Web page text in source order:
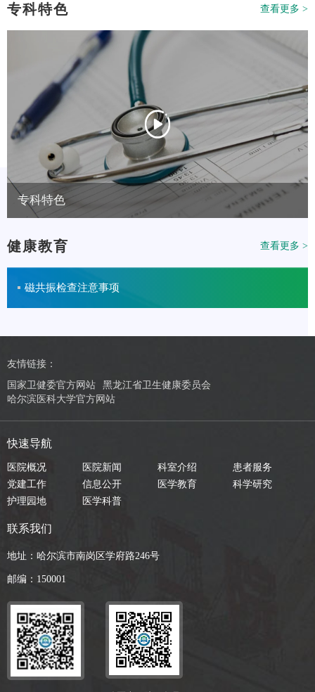
专科特色 查看更多 >
专科特色
健康教育 查看更多 >
磁共振检查注意事项
友情链接：
国家卫健委官方网站
黑龙江省卫生健康委员会
哈尔滨医科大学官方网站
快速导航
医院概况 医院新闻 科室介绍
患者服务
党建工作
信息公开 医学教育
科学研究
护理园地
医学科普
联系我们
地址：哈尔滨市南岗区学府路246号
邮编：150001